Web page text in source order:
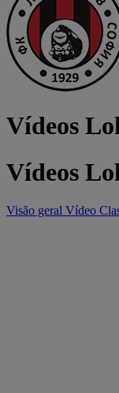
Vídeos
Vídeos
Visão geral Vídeo